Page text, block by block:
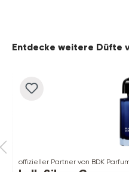
Produktgalerie überspringen
Entdecke weitere Düfte
offizieller Partner von BDK